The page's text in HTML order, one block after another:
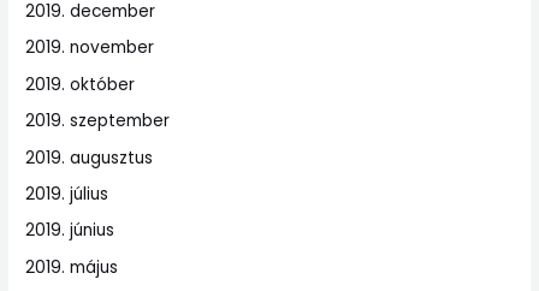
2019. december
2019. november
2019. október
2019. szeptember
2019. augusztus
2019. július
2019. június
2019. május